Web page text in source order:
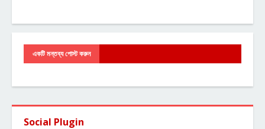
একটি মন্তব্য পোস্ট করুন
Social Plugin